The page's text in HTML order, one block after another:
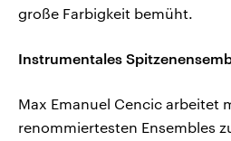
große Farbigkeit bemüht.
Instrumentales
Max Emanuel Cencic arbeitet
renommiertesten Ensembles